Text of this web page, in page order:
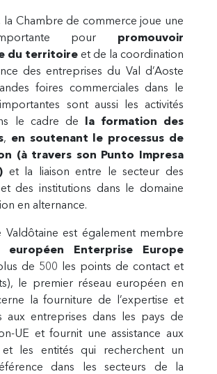
la Chambre de commerce joue une
pour promouvoir
du territoire et de la coordination
des entreprises du Val d’Aoste
foires commerciales dans le
sont aussi les activités
le cadre de
la formation des
, en soutenant le processus de
(à travers son Punto Impresa
et la liaison entre le secteur des
des institutions dans le domaine
en alternance.
Valdôtaine est également membre
européen Enterprise Europe
de 500 les points de contact et
le premier réseau européen en
la fourniture de l’expertise et
aux entreprises dans les pays de
UE et fournit une assistance aux
et les entités qui recherchent un
dans les secteurs de la